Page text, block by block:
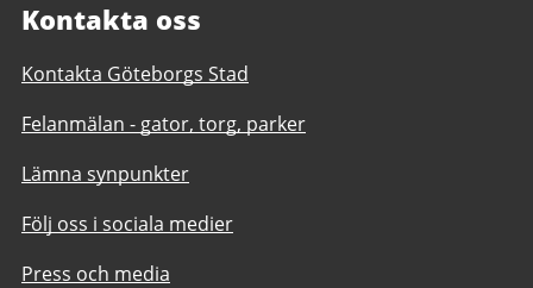
Kontakta oss
Kontakta Göteborgs Stad
Felanmälan - gator, torg, parker
Lämna synpunkter
Följ oss i sociala medier
Press och media